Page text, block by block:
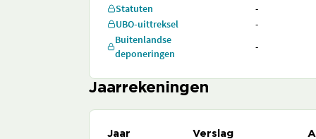
Statuten
-
UBO-uittreksel
-
Buitenlandse
deponeringen
-
Jaarrekeningen
Jaar Verslag